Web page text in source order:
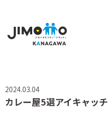
2024.03.04
カレー屋5選アイキャッチ